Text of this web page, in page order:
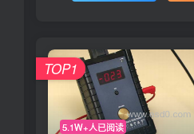
5.1W+人已阅读
TOP1